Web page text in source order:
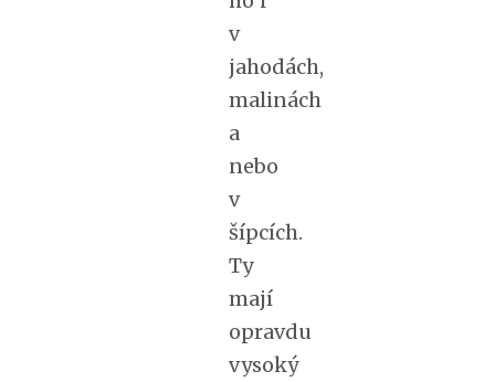
v
jahodách,
malinách
a
nebo
v
šípcích.
Ty
mají
opravdu
vysoký